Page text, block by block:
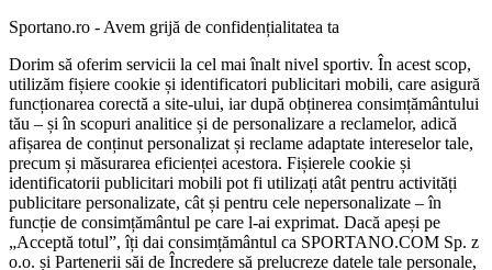
Sportano.ro - Avem grijă de confidențialitatea ta
Dorim să oferim servicii la cel mai înalt nivel sportiv. În acest scop,
utilizăm fișiere cookie și identificatori publicitari mobili, care asigură
funcționarea corectă a site-ului, iar după obținerea consimțământului
tău – și în scopuri analitice și de personalizare a reclamelor, adică
afișarea de conținut personalizat și reclame adaptate intereselor tale,
precum și măsurarea eficienței acestora. Fișierele cookie și
identificatorii publicitari mobili pot fi utilizați atât pentru activități
publicitare personalizate, cât și pentru cele nepersonalizate – în
funcție de consimțământul pe care l-ai exprimat. Dacă apeși pe
„Acceptă totul”, îți dai consimțământul ca SPORTANO.COM Sp. z
o.o. și Partenerii săi de Încredere să prelucreze datele tale personale,